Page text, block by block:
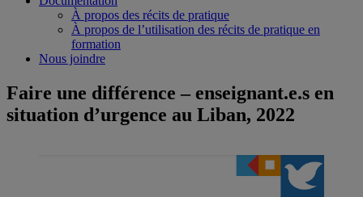
À propos des récits de pratique
À propos de l’utilisation des récits de pratique en
formation
Nous joindre
Faire une différence – enseignant.e.s en
situation d’urgence au Liban, 2022